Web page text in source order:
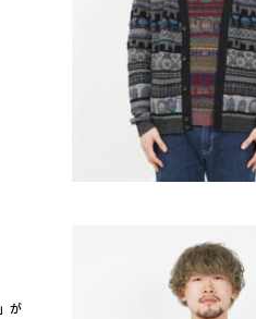
が